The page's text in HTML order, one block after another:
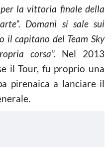
la vittoria finale della
Domani si sale sui
il capitano del Team Sky
corsa”. Nel 2013
il Tour, fu proprio una
pirenaica a lanciare il